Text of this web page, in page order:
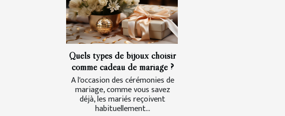
Quels types de bijoux choisir
comme cadeau de mariage ?
A l'occasion des cérémonies de
mariage, comme vous savez
déjà, les mariés reçoivent
habituellement...